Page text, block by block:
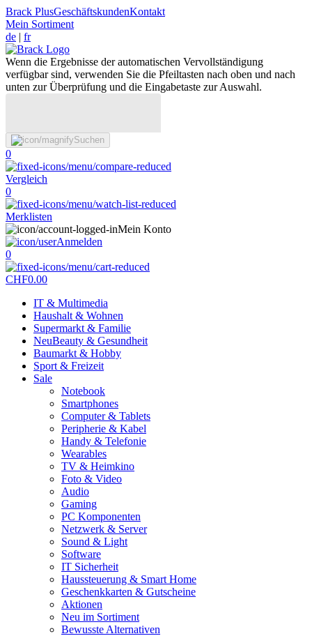
Brack PlusGeschäftskundenKontakt
Mein Sortiment
de | fr
Wenn die Ergebnisse der automatischen Vervollständigung
verfügbar sind, verwenden Sie die Pfeiltasten nach oben und nach
unten zur Überprüfung und die Eingabetaste zur Auswahl.
Suchen
0
Vergleich
0
Merklisten
Mein Konto
Anmelden
0
CHF0.00
IT & Multimedia
Haushalt & Wohnen
Supermarkt & Familie
NeuBeauty & Gesundheit
Baumarkt & Hobby
Sport & Freizeit
Sale
Notebook
Smartphones
Computer & Tablets
Peripherie & Kabel
Handy & Telefonie
Wearables
TV & Heimkino
Foto & Video
Audio
Gaming
PC Komponenten
Netzwerk & Server
Sound & Light
Software
IT Sicherheit
Haussteuerung & Smart Home
Geschenkkarten & Gutscheine
Aktionen
Neu im Sortiment
Bewusste Alternativen